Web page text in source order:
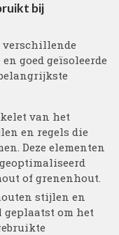
bij
verschillende
goed geïsoleerde
van het
en regels die
Deze elementen
of grenenhout.
stijlen en
om het